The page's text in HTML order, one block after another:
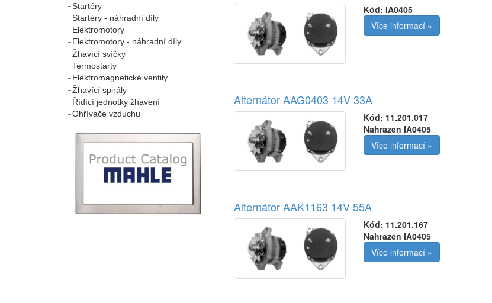
Startéry
Startéry - náhradní díly
Elektromotory
Elektromotory - náhradní díly
Žhavící svíčky
Termostarty
Elektromagnetické ventily
Žhavící spirály
Řídící jednotky žhavení
Ohřívače vzduchu
Kód: IA0405
Více informací »
Alternátor AAG0403 14V 33A
Kód: 11.201.017
Nahrazen IA0405
Více informací »
Alternátor AAK1163 14V 55A
Kód: 11.201.167
Nahrazen IA0405
Více informací »